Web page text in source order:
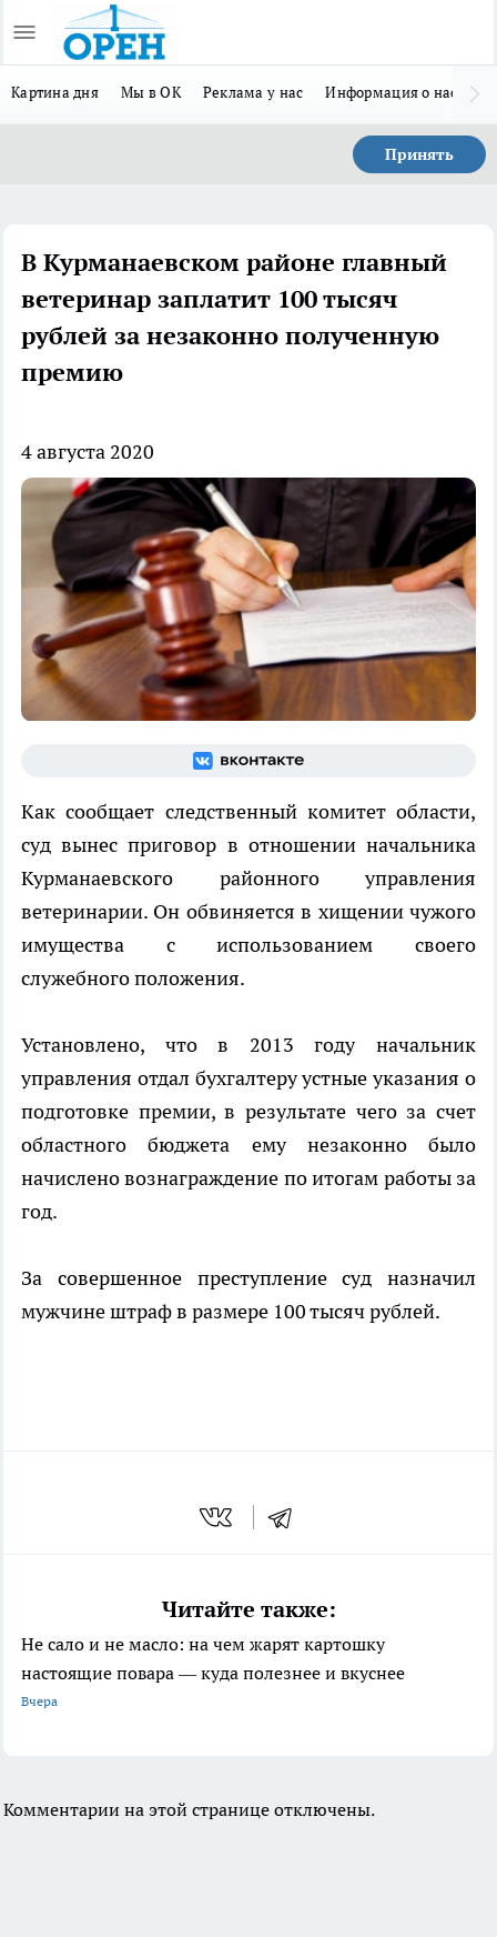
Картина дня Мы в ОК Реклама у нас Информация о нас
Принять
В Курманаевском районе главный
ветеринар заплатит 100 тысяч
рублей за незаконно полученную
премию
4 августа 2020
Как сообщает следственный комитет области,
суд вынес приговор в отношении начальника
Курманаевского районного управления
ветеринарии. Он обвиняется в хищении чужого
имущества с использованием своего
служебного положения.
Установлено, что в 2013 году начальник
управления отдал бухгалтеру устные указания о
подготовке премии, в результате чего за счет
областного бюджета ему незаконно было
начислено вознаграждение по итогам работы за
год.
За совершенное преступление суд назначил
мужчине штраф в размере 100 тысяч рублей.
Читайте также:
Не сало и не масло: на чем жарят картошку
настоящие повара — куда полезнее и вкуснее
Вчера
Комментарии на этой странице отключены.